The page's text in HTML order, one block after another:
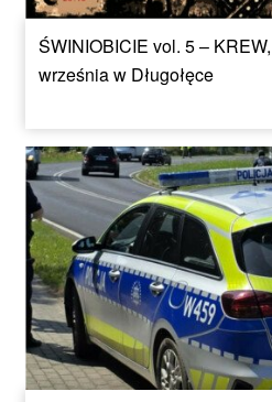
ŚWINIOBICIE vol. 5 –
września w Długołęce